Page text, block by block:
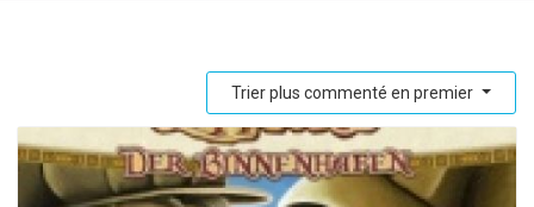
Trier plus commenté en premier